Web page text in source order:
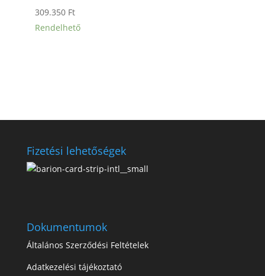
309.350 Ft
Rendelhető
Fizetési lehetőségek
Dokumentumok
Általános Szerződési Feltételek
Adatkezelési tájékoztató